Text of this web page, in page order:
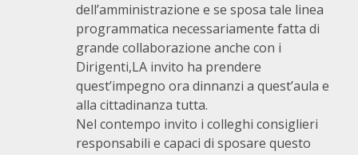
dell’amministrazione e se sposa tale linea
programmatica necessariamente fatta di
grande collaborazione anche con i
Dirigenti,LA invito ha prendere
quest’impegno ora dinnanzi a quest’aula e
alla cittadinanza tutta.
Nel contempo invito i colleghi consiglieri
responsabili e capaci di sposare questo